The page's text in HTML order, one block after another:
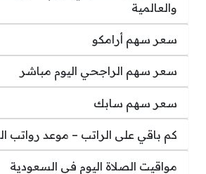
والعالمية
سعر سهم أرامكو
سعر سهم الراجحي اليوم مباشر
سعر سهم سابك
كم باقي على الراتب – موعد رواتب
مواقيت الصلاة اليوم في السعودية